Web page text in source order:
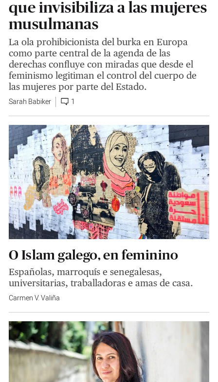
que invisibiliza a las mujeres
musulmanas
La ola prohibicionista del burka en Europa
como parte central de la agenda de las
derechas confluye con miradas que desde el
feminismo legitiman el control del cuerpo de
las mujeres por parte del Estado.
Sarah Babiker 1
O Islam galego, en feminino
Españolas, marroquís e senegalesas,
universitarias, traballadoras e amas de casa.
Carmen V. Valiña